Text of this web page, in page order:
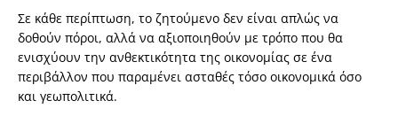
Σε κάθε περίπτωση, το ζητούμενο δεν είναι απλώς να
δοθούν πόροι, αλλά να αξιοποιηθούν με τρόπο που θα
ενισχύουν την ανθεκτικότητα της οικονομίας σε ένα
περιβάλλον που παραμένει ασταθές τόσο οικονομικά όσο
και γεωπολιτικά.